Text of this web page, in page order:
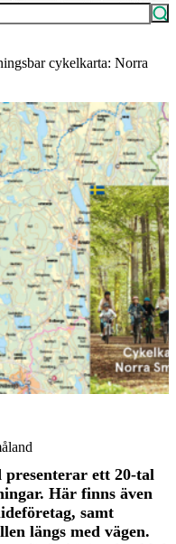
cykelkarta: Norra
ett 20-tal
Här finns även
samt
längs med vägen.